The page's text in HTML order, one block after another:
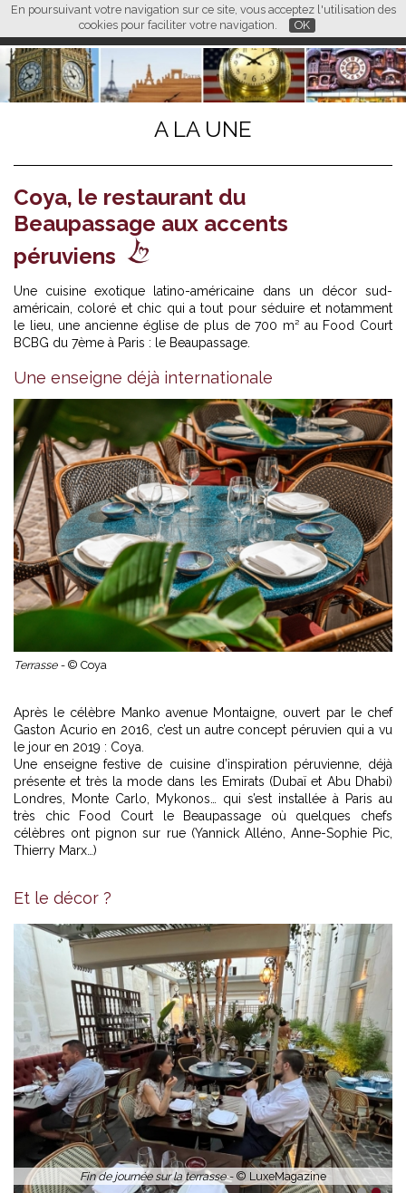
En poursuivant votre navigation sur ce site, vous acceptez l'utilisation des
cookies pour faciliter votre navigation.
OK
FR EN CN
L M
A LA UNE
Coya, le restaurant du
Beaupassage aux accents
péruviens
Une cuisine exotique latino-américaine dans un décor sud-
américain, coloré et chic qui a tout pour séduire et notamment
le lieu, une ancienne église de plus de 700 m² au Food Court
BCBG du 7ème à Paris : le Beaupassage.
Une enseigne déjà internationale
Terrasse - © Coya
Après le célèbre Manko avenue Montaigne, ouvert par le chef
Gaston Acurio en 2016, c’est un autre concept péruvien qui a vu
le jour en 2019 : Coya.
Une enseigne festive de cuisine d’inspiration péruvienne, déjà
présente et très la mode dans les Emirats (Dubaï et Abu Dhabi)
Londres, Monte Carlo, Mykonos… qui s’est installée à Paris au
très chic Food Court le Beaupassage où quelques chefs
célèbres ont pignon sur rue (Yannick Alléno, Anne-Sophie Pic,
Thierry Marx…)
Et le décor ?
Fin de journée sur la terrasse - © LuxeMagazine